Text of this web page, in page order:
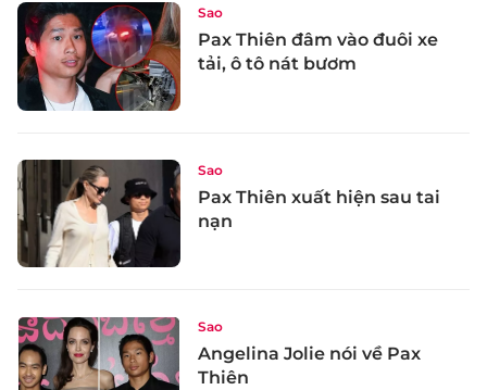
Sao
Pax Thiên đâm vào đuôi xe
tải, ô tô nát bươm
Sao
Pax Thiên xuất hiện sau tai
nạn
Sao
Angelina Jolie nói về Pax
Thiên